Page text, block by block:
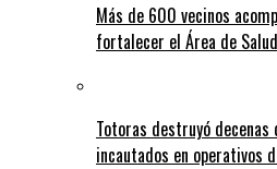
Más de 600 vecinos
fortalecer el Área de
Totoras destruyó decenas
incautados en operativos